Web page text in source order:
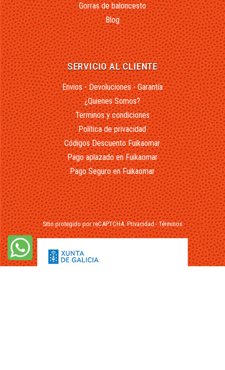
Gorras de baloncesto
Blog
SERVICIO AL CLIENTE
Envios - Devoluciones - Garantía
¿Quienes Somos?
Terminos y condiciones
Política de privacidad
Códigos Descuento Fuikaomar
Pago aplazado en Fuikaomar
Pago Seguro en Fuikaomar
Sitio protegido por reCAPTCHA.Privacidad-Términos